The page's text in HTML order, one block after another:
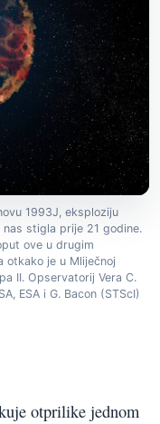
1993J, eksploziju
stigla prije 21 godine.
ove u drugim
otkako je u Mliječnoj
II. Opservatorij Vera C.
ESA i G. Bacon (STScI)
otprilike jednom